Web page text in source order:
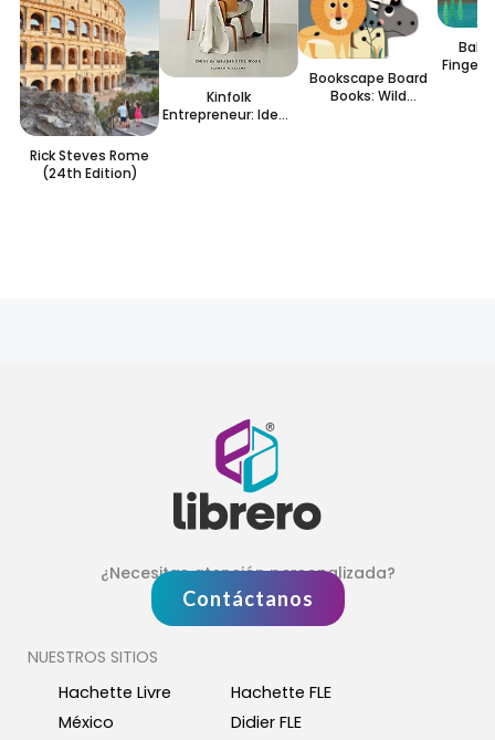
Rick Steves Rome
(24th Edition)
Kinfolk
Entrepreneur: Ideas
Bookscape Board
Books: Wild
Finger
¿Necesitas atención personalizada?
Contáctanos
NUESTROS SITIOS
Hachette Livre
México
Hachette FLE
Didier FLE